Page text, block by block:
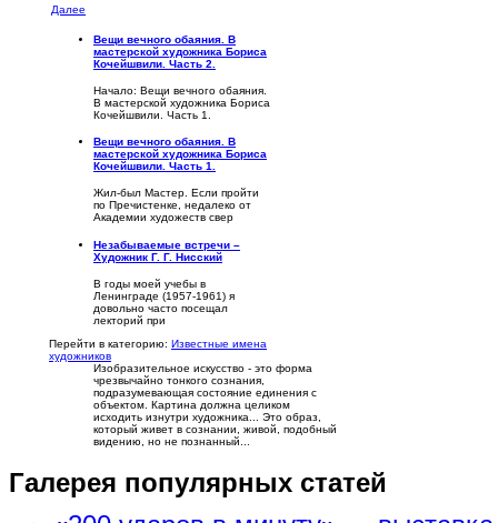
Далее
Вещи вечного обаяния. В
мастерской художника Бориса
Кочейшвили. Часть 2.
Начало: Вещи вечного обаяния.
В мастерской художника Бориса
Кочейшвили. Часть 1.
Вещи вечного обаяния. В
мастерской художника Бориса
Кочейшвили. Часть 1.
Жил-был Мастер. Если пройти
по Пречистенке, недалеко от
Академии художеств свер
Незабываемые встречи –
Художник Г. Г. Нисский
В годы моей учебы в
Ленинграде (1957-1961) я
довольно часто посещал
лекторий при
Перейти в категорию: Известные имена
художников
Изобразительное искусство - это форма
чрезвычайно тонкого сознания,
подразумевающая состояние единения с
объектом. Картина должна целиком
исходить изнутри художника... Это образ,
который живет в сознании, живой, подобный
видению, но не познанный...
Галерея популярных статей